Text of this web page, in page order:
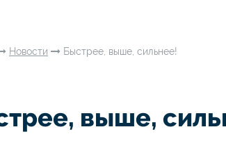
Новости Быстрее, выше, сильнее!
выше,